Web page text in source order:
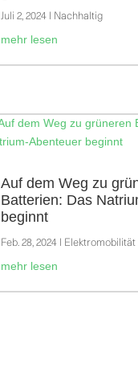
Juli 2, 2024 Nachhaltig
mehr lesen
Auf dem Weg zu
Batterien: Das
beginnt
Feb. 28, 2024 Elektromobilität
mehr lesen